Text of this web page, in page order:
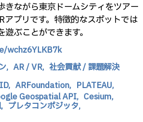
きながら東京ドームシティをツアー
アプリです。特徴的なスポットでは
ぶことができます。
wchz6YLKB7k
, AR / VR, 社会貢献 / 課題解決
ARFoundation, PLATEAU,
Geospatial API, Cesium,
プレタコンポジッタ,